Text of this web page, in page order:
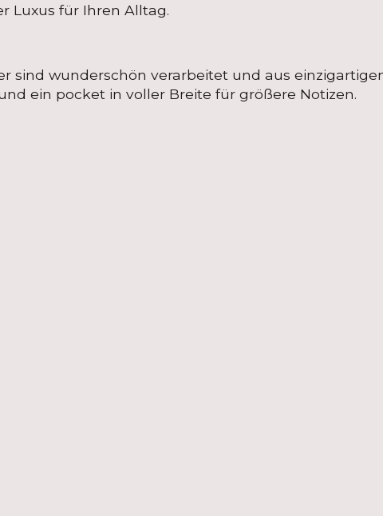
Luxus für Ihren Alltag.
sind wunderschön verarbeitet und aus
ein pocket in voller Breite für größere Notizen.